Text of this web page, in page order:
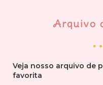
Arquivo
Veja nosso arquivo de
favorita